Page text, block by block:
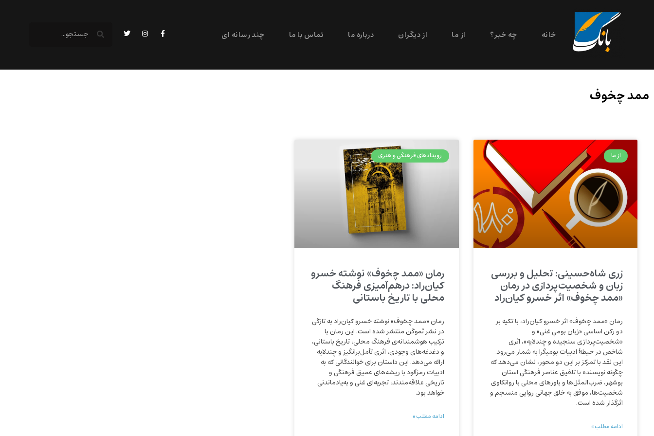
خانه چه خبر؟ از ما از دیگران درباره ما تماس با ما چند رسانه ای
ممد چخوف
از ما
زری شاه‌حسینی: تحلیل و بررسی
زبان و شخصیت‌پردازی در رمان
«ممد چخوف» اثر خسرو کیان‌راد
رمان «ممد چخوف» اثر خسرو کیان‌راد، با تکیه بر
دو رکن اساسی «زبان بومیِ غنی» و
«شخصیت‌پردازی سنجیده و چندلایه»، اثری
شاخص در حیطهٔ ادبیات بومیگرا به شمار می‌رود.
این نقد با تمرکز بر این دو محور، نشان می‌دهد که
چگونه نویسنده با تلفیق عناصر فرهنگیِ استان
بوشهر، ضرب‌المثل‌ها و باورهای محلی با روانکاوی
شخصیت‌ها، موفق به خلق جهانی روایی منسجم و
اثرگذار شده است.
ادامه مطلب »
رویدادهای فرهنگی و هنری
رمان «ممد چخوف» نوشته خسرو
کیان‌راد: درهم‌آمیزی فرهنگ
محلی با تاریخ باستانی
رمان «ممد چخوف» نوشته خسرو کیان‌راد به تازگی
در نشر تَموکَن منتشر شده است. این رمان با
ترکیب هوشمندانه‌ی فرهنگ محلی، تاریخ باستانی،
و دغدغه‌های وجودی، اثری تأمل‌برانگیز و چندلایه
ارائه می‌دهد. این داستان برای خوانندگانی که به
ادبیات رمزآلود با ریشه‌های عمیق فرهنگی و
تاریخی علاقه‌مندند، تجربه‌ای غنی و به‌یادماندنی
خواهد بود.
ادامه مطلب »